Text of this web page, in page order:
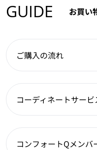
GUIDE お買い
ご購入の流れ
コーディネートサービ
コンフォートQメンバ